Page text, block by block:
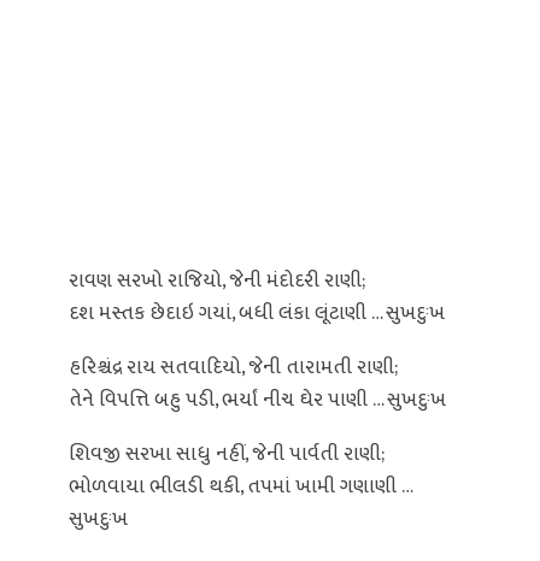
રાવણ સરખો રાજિયો, જેની મંદોદરી રાણી;
દશ મસ્તક છેદાઇ ગયાં, બધી લંકા લૂંટાણી … સુખદુઃખ
હરિશ્ચંદ્ર રાય સતવાદિયો, જેની તારામતી રાણી;
તેને વિપત્તિ બહુ પડી, ભર્યાં નીચ ઘેર પાણી … સુખદુઃખ
શિવજી સરખા સાધુ નહીં, જેની પાર્વતી રાણી;
ભોળવાયા ભીલડી થકી, તપમાં ખામી ગણાણી …
સુખદુઃખ